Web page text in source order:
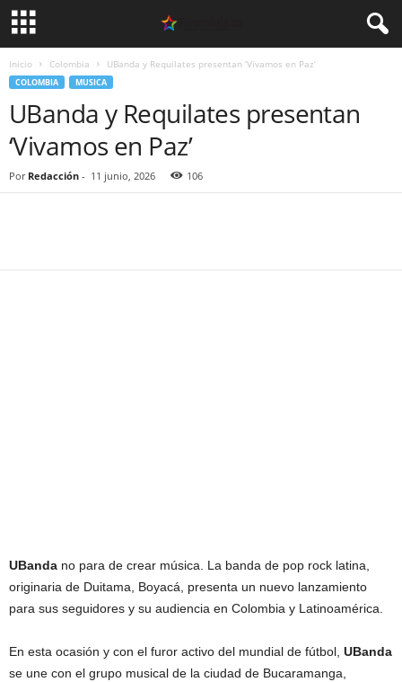
Inicio Colombia UBanda y Requilates presentan ‘Vivamos en Paz’
COLOMBIA MUSICA
UBanda y Requilates presentan
‘Vivamos en Paz’
Por Redacción - 11 junio, 2026 106
UBanda no para de crear música. La banda de pop rock latina,
originaria de Duitama, Boyacá, presenta un nuevo lanzamiento
para sus seguidores y su audiencia en Colombia y Latinoamérica.
En esta ocasión y con el furor activo del mundial de fútbol, UBanda
se une con el grupo musical de la ciudad de Bucaramanga,